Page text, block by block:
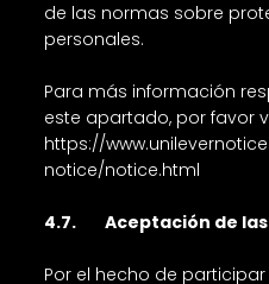
de las normas sobre
personales.
Para más información
este apartado, por favor
https://
notice/notice.html
4.7. Aceptación de las
Por el hecho de